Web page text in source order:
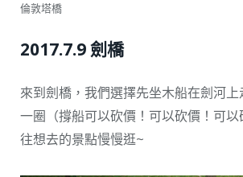
倫敦塔橋
2017.7.9 劍橋
來到劍橋，我們選擇先坐木船在劍河
一圈（撐船可以砍價！可以砍價！可
往想去的景點慢慢逛~